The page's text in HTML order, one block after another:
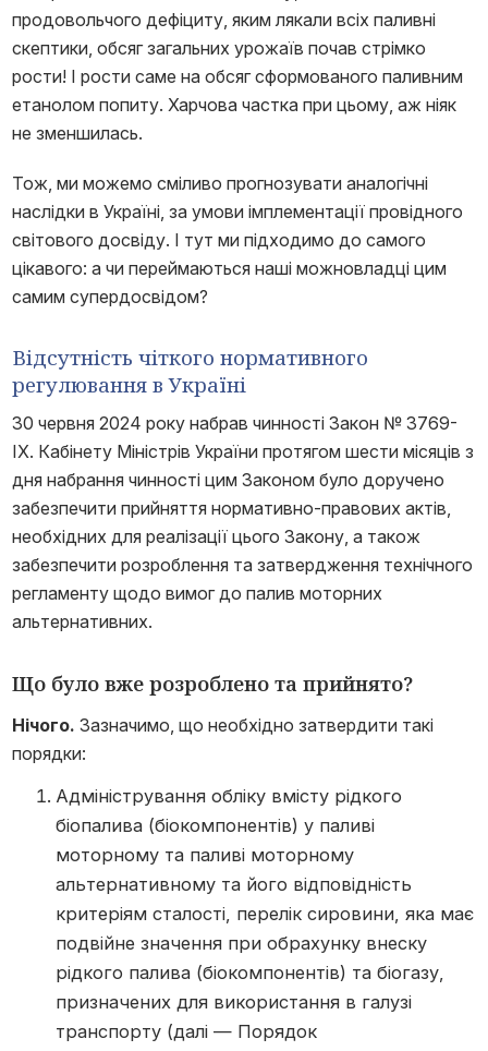
продовольчого дефіциту, яким лякали всіх паливні
скептики, обсяг загальних урожаїв почав стрімко
рости! І рости саме на обсяг сформованого паливним
етанолом попиту. Харчова частка при цьому, аж ніяк
не зменшилась.
Тож, ми можемо сміливо прогнозувати аналогічні
наслідки в Україні, за умови імплементації провідного
світового досвіду. І тут ми підходимо до самого
цікавого: а чи переймаються наші можновладці цим
самим супердосвідом?
Відсутність чіткого нормативного
регулювання в Україні
30 червня 2024 року набрав чинності Закон № 3769-
IX. Кабінету Міністрів України протягом шести місяців з
дня набрання чинності цим Законом було доручено
забезпечити прийняття нормативно-правових актів,
необхідних для реалізації цього Закону, а також
забезпечити розроблення та затвердження технічного
регламенту щодо вимог до палив моторних
альтернативних.
Що було вже розроблено та прийнято?
Нічого. Зазначимо, що необхідно затвердити такі
порядки:
Адміністрування обліку вмісту рідкого
біопалива (біокомпонентів) у паливі
моторному та паливі моторному
альтернативному та його відповідність
критеріям сталості, перелік сировини, яка має
подвійне значення при обрахунку внеску
рідкого палива (біокомпонентів) та біогазу,
призначених для використання в галузі
транспорту (далі — Порядок